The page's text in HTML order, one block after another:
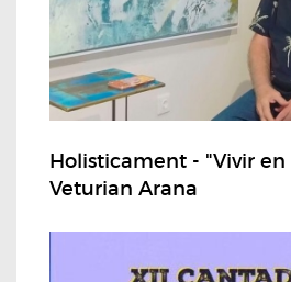
Holisticament - "Vivir
Veturian Arana